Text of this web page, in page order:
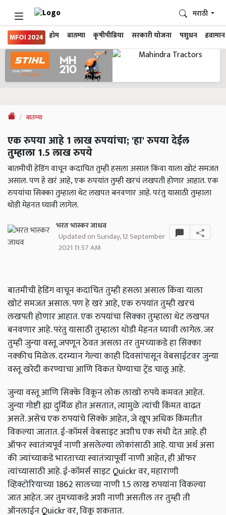
MFOI 2024 होम बातम्या कृषीपीडिया सरकारी योजना पशुधन हवामान
मराठी
बातम्या
एक रुपया आहे 1 लाख रुपयांचा; 'हा' रुपया देईल
तुम्हाला 1.5 लाख रुपये
बातमीची हेडिंग वाचून कदाचित तुम्ही हसला असाल किंवा याला खोटं समजत
असाल. पण हे खरं आहे, एक रुपयांत तुम्ही खरचं लखपती होणार आहात. एक
रुपयांचा सिक्का तुम्हाला थेट लखपत बनवणार आहे. परंतु यासाठी तुम्हाला
थोडी मेहनत घ्यावी लागेल.
भरत भास्कर जाधव
Updated on Sunday, 12 September
2021 11:57 AM
बातमीची हेडिंग वाचून कदाचित तुम्ही हसला असाल किंवा याला
खोटं समजत असाल. पण हे खरं आहे, एक रुपयांत तुम्ही खरचं
लखपती होणार आहात. एक रुपयांचा सिक्का तुम्हाला थेट लखपत
बनवणार आहे. परंतु यासाठी तुम्हाला थोडी मेहनत घ्यावी लागेल. जर
तुम्ही जुन्या वस्तू जपणून ठेवत असला तर तुमच्याकडे हा सिक्का
नक्कीच मिळेल. दरम्यान गेल्या काही दिवसांपासून वेबसाईटवर जुन्या
वस्तू खरेदी करण्याचा आणि विकत घेण्याचा ट्रेंड चालू आहे.
जुन्या वस्तू आणि सिक्के विकून लोक लाखो रुपये कमवत आहेत.
जुन्या गोष्टी ह्या दुर्मिळ होत असतात, त्यामुळे त्यांची किंमत वाढत
असते. असेच एक रुपयांचे सिक्के आहेत, जे खूप अधिक किंमतीत
विकल्या जातात. ई-कॉमर्स वेबसाइट अशीच एक संधी देत ​​आहे. ही
ऑफर स्वातंत्र्यपूर्व नाणी असलेल्या लोकांसाठी आहे. याचा अर्थ असा
की ज्यांच्याकडे भारताच्या स्वातंत्र्यापूर्वी नाणी आहेत, ही ऑफर
त्यांच्यासाठी आहे. ई-कॉमर्स साइट Quickr वर, महाराणी
व्हिक्टोरियाच्या 1862 सालच्या नाणी 1.5 लाख रुपयांना विकल्या
जात आहेत. जर तुमच्याकडे अशी नाणी असतील तर तुम्ही ती
ऑनलाईन Quickr वर, विकू शकतात.